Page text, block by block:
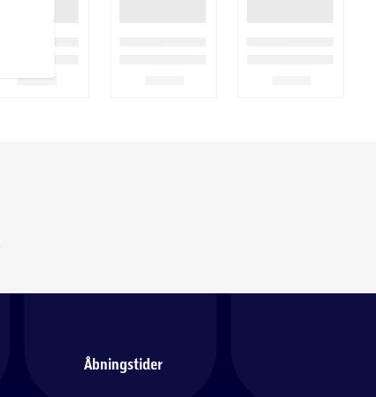
Åbningstider